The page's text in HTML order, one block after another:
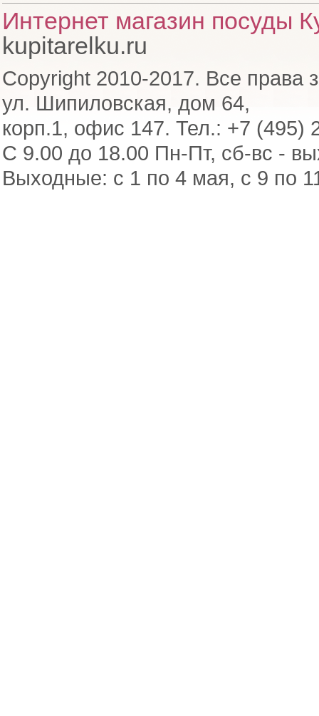
Интернет магазин посуды
kupitarelku.ru
Copyright 2010-2017. Все права
ул. Шипиловская, дом 64,
корп.1, офис 147. Тел.: +7 (495)
С 9.00 до 18.00 Пн-Пт, сб-вс -
Выходные: с 1 по 4 мая, с 9 по